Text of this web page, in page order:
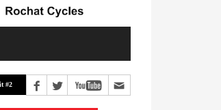
Classement -Men's & Women's Night Crit #1